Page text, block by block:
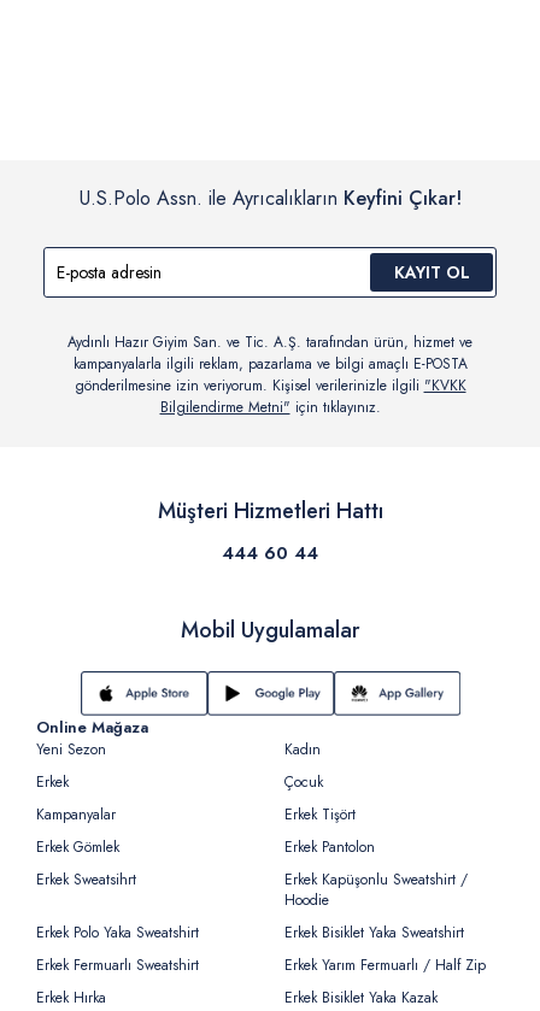
U.S.Polo Assn. ile Ayrıcalıkların Keyfini Çıkar!
KAYIT OL
Aydınlı Hazır Giyim San. ve Tic. A.Ş. tarafından ürün, hizmet ve
kampanyalarla ilgili reklam, pazarlama ve bilgi amaçlı E-POSTA
gönderilmesine izin veriyorum. Kişisel verilerinizle ilgili "KVKK
Bilgilendirme Metni" için tıklayınız.
Müşteri Hizmetleri Hattı
444 60 44
Mobil Uygulamalar
Online Mağaza
Yeni Sezon
Kadın
Erkek
Çocuk
Kampanyalar
Erkek Tişört
Erkek Gömlek
Erkek Pantolon
Erkek Sweatsihrt
Erkek Kapüşonlu Sweatshirt /
Hoodie
Erkek Polo Yaka Sweatshirt
Erkek Bisiklet Yaka Sweatshirt
Erkek Fermuarlı Sweatshirt
Erkek Yarım Fermuarlı / Half Zip
Erkek Hırka
Erkek Bisiklet Yaka Kazak